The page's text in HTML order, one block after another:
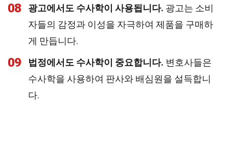
08 광고에서도 수사학이 사용됩니다. 광고는 소비
자들의 감정과 이성을 자극하여 제품을 구매하
게 만듭니다.
09 법정에서도 수사학이 중요합니다. 변호사들은
수사학을 사용하여 판사와 배심원을 설득합니
다.